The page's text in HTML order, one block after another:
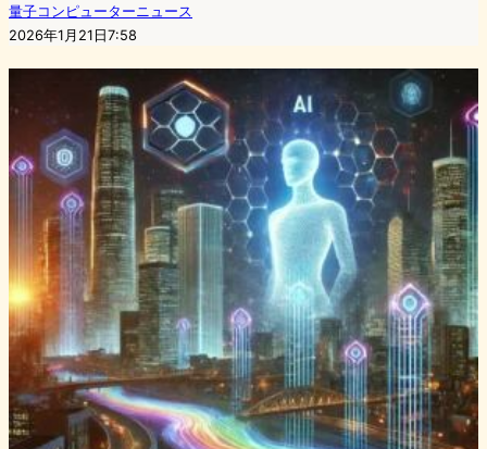
量子コンピューターニュース
2026年1月21日7:58